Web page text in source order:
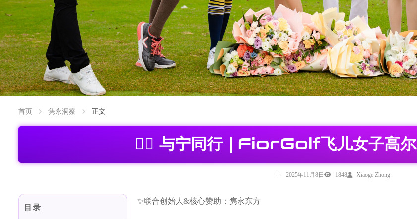
首页 隽永洞察 正文
🏌️‍♀️ 与宁同行｜FiorGolf飞儿女子高尔
2025年11月8日 1848 Xiaoge Zhong
目录
✨联合创始人&核心赞助：隽永东方